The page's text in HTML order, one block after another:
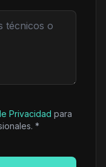
Privacidad para
*